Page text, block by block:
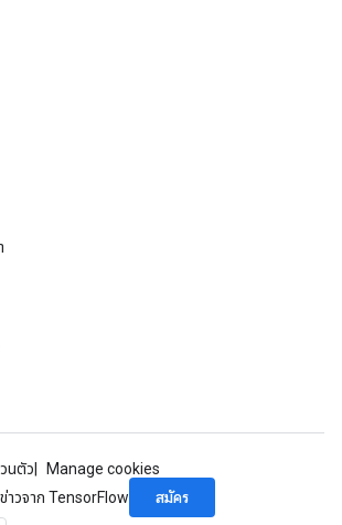
นตัว
Manage cookies
วจาก TensorFlow
สมัคร